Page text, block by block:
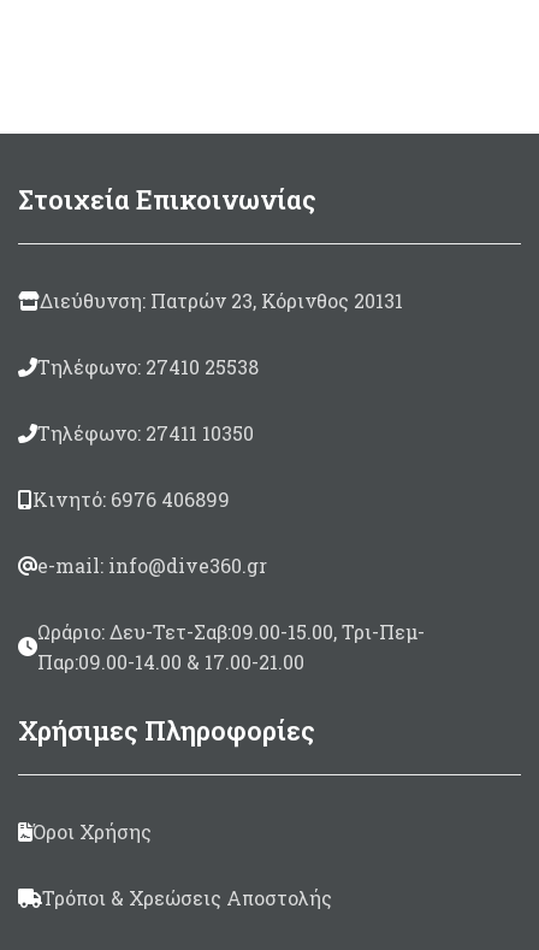
Στοιχεία Επικοινωνίας
Διεύθυνση: Πατρών 23, Κόρινθος 20131
Τηλέφωνο: 27410 25538
Τηλέφωνο: 27411 10350
Κινητό: 6976 406899
e-mail: info@dive360.gr
Ωράριο: Δευ-Τετ-Σαβ:09.00-15.00, Τρι-Πεμ-
Παρ:09.00-14.00 & 17.00-21.00
Χρήσιμες Πληροφορίες
Όροι Χρήσης
Τρόποι & Χρεώσεις Αποστολής